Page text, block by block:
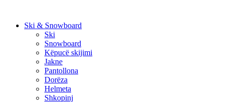
contentSki & Snowboard
Ski
Snowboard
Këpucë skijimi
Jakne
Pantollona
Dorëza
Helmeta
Shkopinj